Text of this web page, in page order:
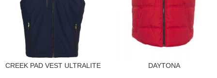
CREEK PAD VEST ULTRALITE DAYTONA